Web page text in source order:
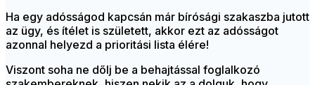
Ha egy adósságod kapcsán már bírósági szakaszba jutott
az ügy, és ítélet is született, akkor ezt az adósságot
azonnal helyezd a prioritási lista élére!
Viszont soha ne dőlj be a behajtással foglalkozó